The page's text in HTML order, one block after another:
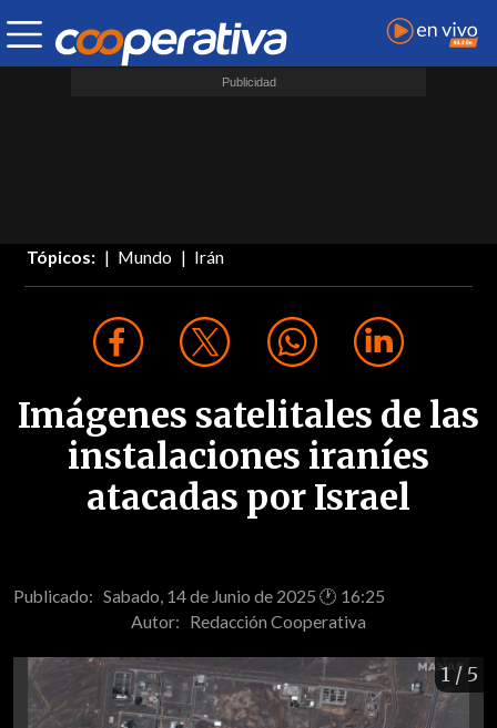
Tópicos: Mundo Irán
Imágenes satelitales de las
instalaciones iraníes
atacadas por Israel
Publicado: Sabado, 14 de Junio de 2025 🕐 16:25
Autor: Redacción Cooperativa
1 / 5